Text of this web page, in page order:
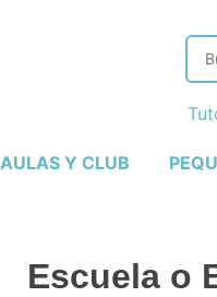
AULAS Y CLUB
Escuela o